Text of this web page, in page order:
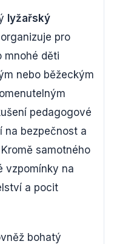
lyžařský
pro
mnohé děti
nebo běžeckým
pedagogové
na bezpečnost a
samotného
vzpomínky na
a pocit
bohatý